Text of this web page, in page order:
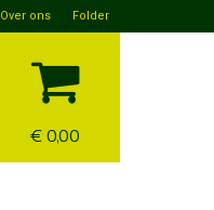
€ 0,00
Over ons Folder